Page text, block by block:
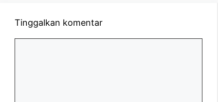
Tinggalkan komentar